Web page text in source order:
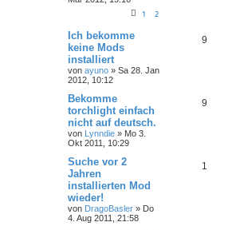
1 2
Ich bekomme
keine Mods
installiert
von ayuno » Sa 28. Jan
2012, 10:12
9
Bekomme
torchlight einfach
nicht auf deutsch.
von Lynndie » Mo 3.
Okt 2011, 10:29
9
Suche vor 2
Jahren
installierten Mod
wieder!
von DragoBasler » Do
4. Aug 2011, 21:58
1